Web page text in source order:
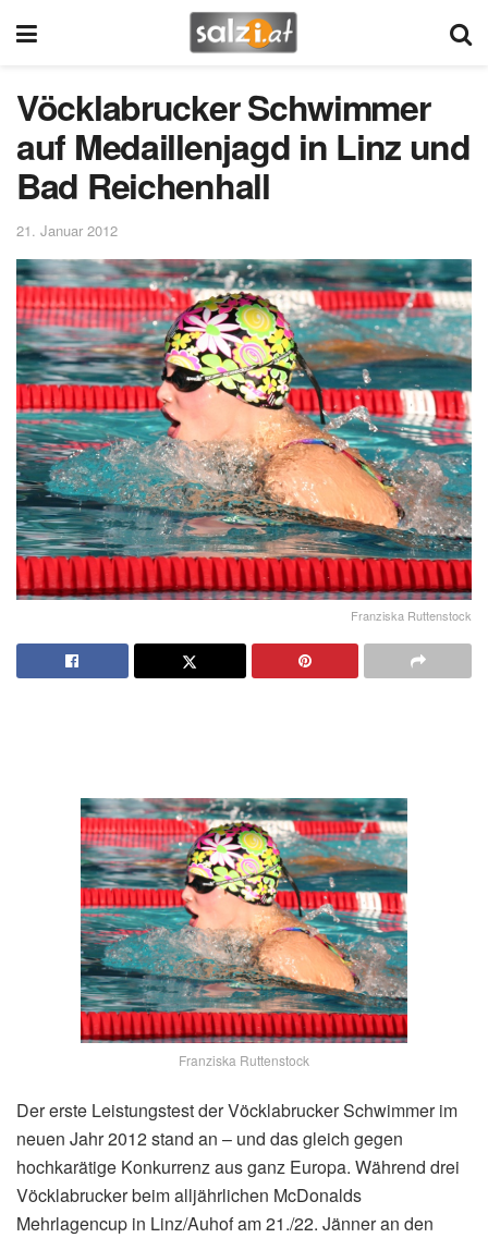
Vöcklabrucker Schwimmer
auf Medaillenjagd in Linz und
Bad Reichenhall
21. Januar 2012
Franziska Ruttenstock
Franziska Ruttenstock
Der erste Leistungstest der Vöcklabrucker Schwimmer im
neuen Jahr 2012 stand an – und das gleich gegen
hochkarätige Konkurrenz aus ganz Europa. Während drei
Vöcklabrucker beim alljährlichen McDonalds
Mehrlagencup in Linz/Auhof am 21./22. Jänner an den